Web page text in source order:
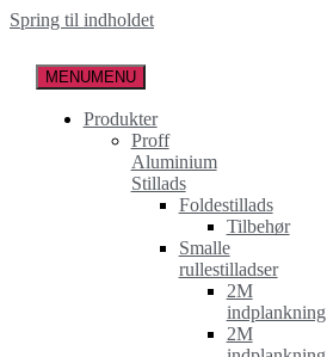
Spring til indholdet
MENUMENU
Produkter
Proff
Aluminium
Stillads
Foldestillads
Tilbehør
Smalle
rullestilladser
2M
indplankning
2M